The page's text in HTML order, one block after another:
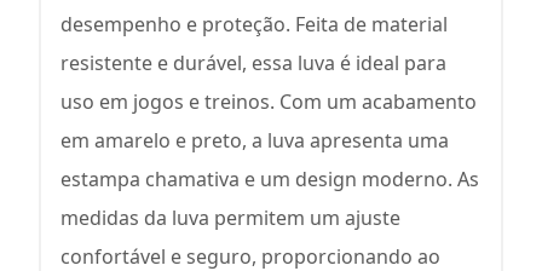
desempenho e proteção. Feita de material
resistente e durável, essa luva é ideal para
uso em jogos e treinos. Com um acabamento
em amarelo e preto, a luva apresenta uma
estampa chamativa e um design moderno. As
medidas da luva permitem um ajuste
confortável e seguro, proporcionando ao